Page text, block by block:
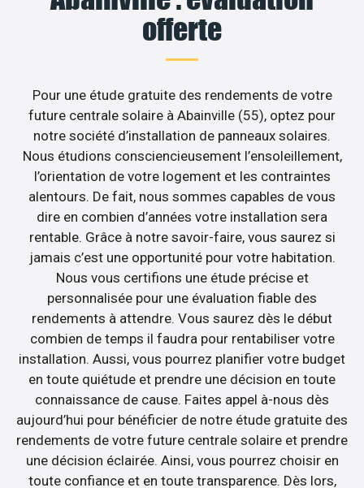
offerte
Pour une étude gratuite des rendements de votre
future centrale solaire à Abainville (55), optez pour
notre société d’installation de panneaux solaires.
Nous étudions consciencieusement l’ensoleillement,
l’orientation de votre logement et les contraintes
alentours. De fait, nous sommes capables de vous
dire en combien d’années votre installation sera
rentable. Grâce à notre savoir-faire, vous saurez si
jamais c’est une opportunité pour votre habitation.
Nous vous certifions une étude précise et
personnalisée pour une évaluation fiable des
rendements à attendre. Vous saurez dès le début
combien de temps il faudra pour rentabiliser votre
installation. Aussi, vous pourrez planifier votre budget
en toute quiétude et prendre une décision en toute
connaissance de cause. Faites appel à-nous dès
aujourd’hui pour bénéficier de notre étude gratuite des
rendements de votre future centrale solaire et prendre
une décision éclairée. Ainsi, vous pourrez choisir en
toute confiance et en toute transparence. Dès lors,